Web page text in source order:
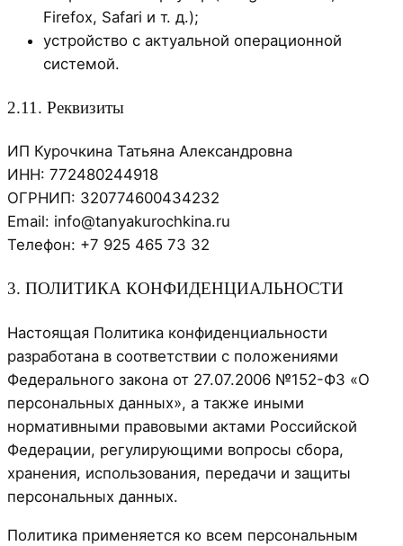
Firefox, Safari и т. д.);
устройство с актуальной операционной
системой.
2.11. Реквизиты
ИП Курочкина Татьяна Александровна
ИНН: 772480244918
ОГРНИП: 320774600434232
Email: info@tanyakurochkina.ru
Телефон: +7 925 465 73 32
3. ПОЛИТИКА КОНФИДЕНЦИАЛЬНОСТИ
Настоящая Политика конфиденциальности
разработана в соответствии с положениями
Федерального закона от 27.07.2006 №152-ФЗ «О
персональных данных», а также иными
нормативными правовыми актами Российской
Федерации, регулирующими вопросы сбора,
хранения, использования, передачи и защиты
персональных данных.
Политика применяется ко всем персональным